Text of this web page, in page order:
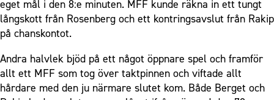
Malmö Trophy
Sommarfest
Julshow
Vanliga frågor om 1910 Event
Nattfotboll
Himmelsblå Tillsammans
Karriärakademin
Grundskolefotboll mot rasismer
Skolakademier
Historik – herrlaget
Historik – damlaget
Närstående organisationer
Policydokument
Personuppgiftspolicy
eget mål i den 8:e minuten. MFF kunde räkna in ett tungt
långskott från Rosenberg och ett kontringsavslut från Rakip
på chanskontot.
Andra halvlek bjöd på ett något öppnare spel och framför
allt ett MFF som tog över taktpinnen och viftade allt
hårdare med den ju närmare slutet kom. Både Berget och